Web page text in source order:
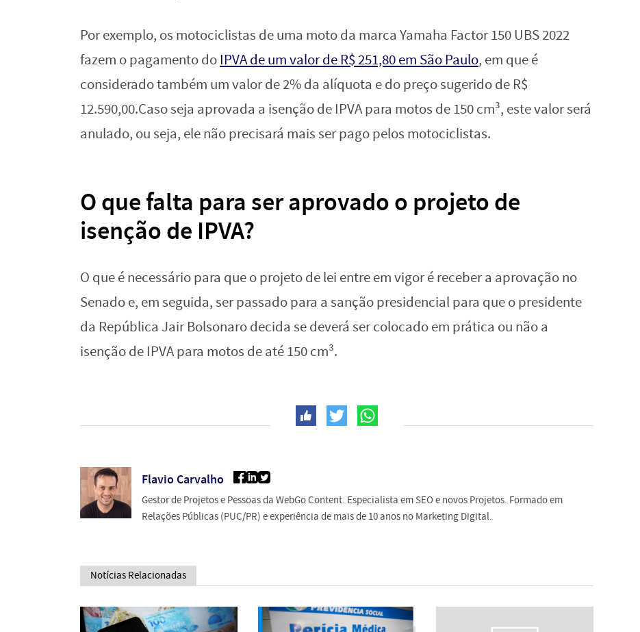
Por exemplo, os motociclistas de uma moto da marca Yamaha Factor 150 UBS 2022
fazem o pagamento doIPVA de um valor de R$ 251,80 em São Paulo, em que é
considerado também um valor de 2% da alíquota e do preço sugerido de R$
12.590,00.Caso seja aprovada a isenção de IPVA para motos de 150 cm³, este valor será
anulado, ou seja, ele não precisará mais ser pago pelos motociclistas.
O que falta para ser aprovado o projeto de
isenção de IPVA?
O que é necessário para que o projeto de lei entre em vigor é receber a aprovação no
Senado e, em seguida, ser passado para a sanção presidencial para que o presidente
da República Jair Bolsonaro decida se deverá ser colocado em prática ou não a
isenção de IPVA para motos de até 150 cm³.
Flavio Carvalho
Gestor de Projetos e Pessoas da WebGo Content. Especialista em SEO e novos Projetos. Formado em
Relações Públicas (PUC/PR) e experiência de mais de 10 anos no Marketing Digital.
Notícias Relacionadas